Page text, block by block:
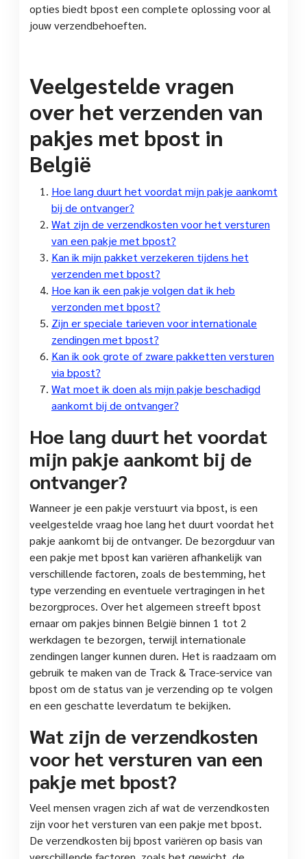
opties biedt bpost een complete oplossing voor al
jouw verzendbehoeften.
Veelgestelde vragen
over het verzenden van
pakjes met bpost in
België
Hoe lang duurt het voordat mijn pakje aankomt
bij de ontvanger?
Wat zijn de verzendkosten voor het versturen
van een pakje met bpost?
Kan ik mijn pakket verzekeren tijdens het
verzenden met bpost?
Hoe kan ik een pakje volgen dat ik heb
verzonden met bpost?
Zijn er speciale tarieven voor internationale
zendingen met bpost?
Kan ik ook grote of zware pakketten versturen
via bpost?
Wat moet ik doen als mijn pakje beschadigd
aankomt bij de ontvanger?
Hoe lang duurt het voordat
mijn pakje aankomt bij de
ontvanger?
Wanneer je een pakje verstuurt via bpost, is een
veelgestelde vraag hoe lang het duurt voordat het
pakje aankomt bij de ontvanger. De bezorgduur van
een pakje met bpost kan variëren afhankelijk van
verschillende factoren, zoals de bestemming, het
type verzending en eventuele vertragingen in het
bezorgproces. Over het algemeen streeft bpost
ernaar om pakjes binnen België binnen 1 tot 2
werkdagen te bezorgen, terwijl internationale
zendingen langer kunnen duren. Het is raadzaam om
gebruik te maken van de Track & Trace-service van
bpost om de status van je verzending op te volgen
en een geschatte leverdatum te bekijken.
Wat zijn de verzendkosten
voor het versturen van een
pakje met bpost?
Veel mensen vragen zich af wat de verzendkosten
zijn voor het versturen van een pakje met bpost.
De verzendkosten bij bpost variëren op basis van